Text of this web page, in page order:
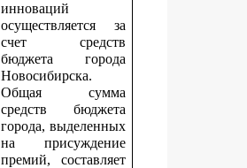
инноваций
осуществляется за
счет средств
бюджета города
Новосибирска.
Общая сумма
средств бюджета
города, выделенных
на присуждение
премий, составляет